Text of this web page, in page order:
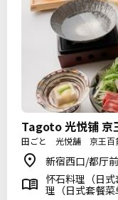
Tagoto 光悦铺 京
田ごと 光悦舗 京王百
新宿西口/都厅
怀石料理（日
理（日式套餐